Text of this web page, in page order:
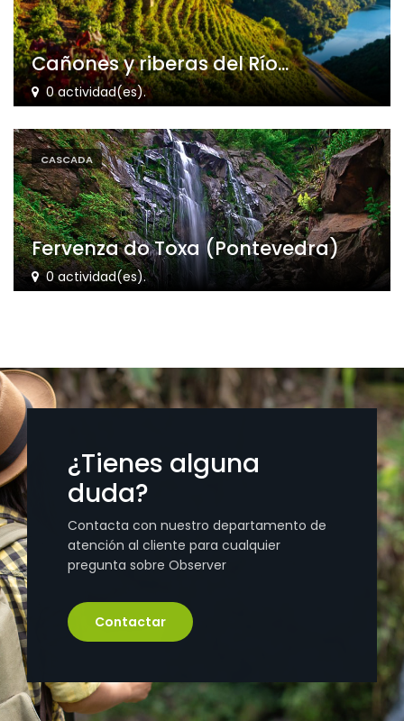
Cañones y riberas del Río...
0 actividad(es).
CASCADA
Fervenza do Toxa (Pontevedra)
0 actividad(es).
¿Tienes alguna
duda?
Contacta con nuestro departamento de
atención al cliente para cualquier
pregunta sobre Observer
Contactar